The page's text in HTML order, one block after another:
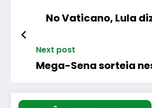
No Vaticano, Lula
Next post
Mega-Sena sorteia